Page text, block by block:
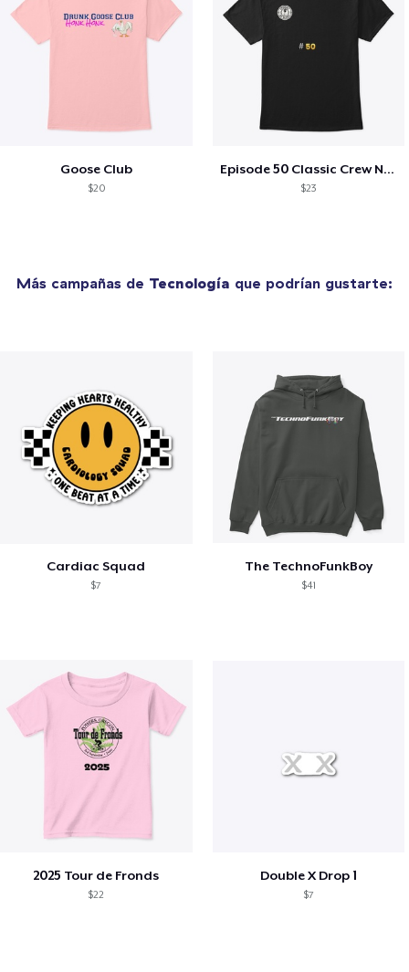
Goose Club
$20
Episode 50 Classic Crew Neck T-Shirt
$23
Más campañas de Tecnología que podrían gustarte:
Cardiac Squad
$7
The TechnoFunkBoy
$41
2025 Tour de Fronds
$22
Double X Drop 1
$7